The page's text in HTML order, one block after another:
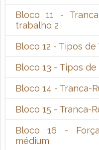
Bloco 11 -
trabalho 2
Bloco 12 - Tipos de
Bloco 13 - Tipos de
Bloco 14 - Tranca-
Bloco 15 - Tranca-
Bloco 16 -
médium